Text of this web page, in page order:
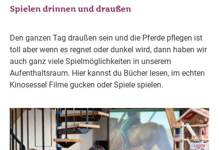
Spielen drinnen und draußen
Den ganzen Tag draußen sein und die Pferde pflegen ist
toll aber wenn es regnet oder dunkel wird, dann haben wir
auch ganz viele Spielmöglichkeiten in unserem
Aufenthaltsraum. Hier kannst du Bücher lesen, im echten
Kinosessel Filme gucken oder Spiele spielen.